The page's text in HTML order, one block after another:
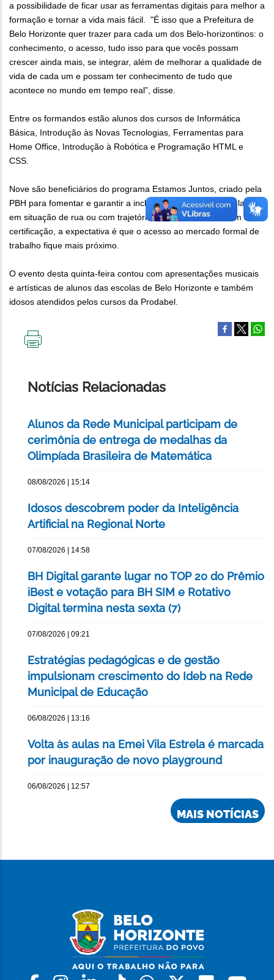
a possibilidade de ficar usar as ferramentas digitais para melhor a
formação e tornar a vida mais fácil. "É isso que a Prefeitura de
Belo Horizonte quer trazer para cada um dos Belo-horizontinos: o
conhecimento, o acesso, tudo isso para que vocês possam
crescer ainda mais, se integrar, além de melhorar a qualidade de
vida de cada um e possam ter conhecimento de tudo que
acontece no mundo em tempo real”, disse.
Entre os formandos estão alunos dos cursos de Informática
Básica, Introdução às Novas Tecnologias, Ferramentas para
Home Office, Introdução à Robótica e Programação HTML e
CSS.
Nove são beneficiários do programa Estamos Juntos, criado pela
PBH para fomentar e garantir a inclusão produtiva da população
em situação de rua ou com trajetória de vida nas ruas. Com a
certificação, a expectativa é que o acesso ao mercado formal de
trabalho fique mais próximo.
O evento desta quinta-feira contou com apresentações musicais
e artísticas de alunos das escolas de Belo Horizonte e também
idosos atendidos pelos cursos da Prodabel.
Notícias Relacionadas
Alunos da Rede Municipal participam de
cerimônia de entrega de medalhas da
Olimpíada Brasileira de Matemática
08/08/2026 | 15:14
Idosos descobrem poder da Inteligência
Artificial na Regional Norte
07/08/2026 | 14:58
BH Digital garante lugar no TOP 20 do Prêmio
iBest e votação para BH SIM e Rotativo
Digital termina nesta sexta (7)
07/08/2026 | 09:21
Estratégias pedagógicas e de gestão
impulsionam crescimento do Ideb na Rede
Municipal de Educação
06/08/2026 | 13:16
Volta às aulas na Emei Vila Estrela é marcada
por inauguração de novo playground
06/08/2026 | 12:57
MAIS NOTÍCIAS